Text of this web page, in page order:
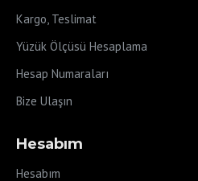
Kargo, Teslimat
Yüzük Ölçüsü Hesaplama
Hesap Numaraları
Bize Ulaşın
Hesabım
Hesabım